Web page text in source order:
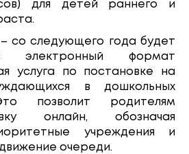
для детей раннего и
со следующего года будет
электронный формат
услуга по постановке на
в дошкольных
позволит родителям
онлайн, обозначая
учреждения и
очереди.